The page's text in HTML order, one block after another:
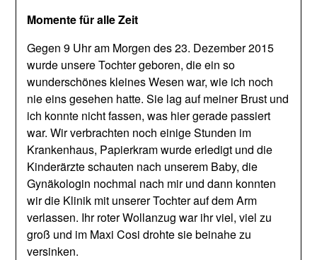
Momente für alle Zeit
Gegen 9 Uhr am Morgen des 23. Dezember 2015
wurde unsere Tochter geboren, die ein so
wunderschönes kleines Wesen war, wie ich noch
nie eins gesehen hatte. Sie lag auf meiner Brust und
ich konnte nicht fassen, was hier gerade passiert
war. Wir verbrachten noch einige Stunden im
Krankenhaus, Papierkram wurde erledigt und die
Kinderärzte schauten nach unserem Baby, die
Gynäkologin nochmal nach mir und dann konnten
wir die Klinik mit unserer Tochter auf dem Arm
verlassen. Ihr roter Wollanzug war ihr viel, viel zu
groß und im Maxi Cosi drohte sie beinahe zu
versinken.